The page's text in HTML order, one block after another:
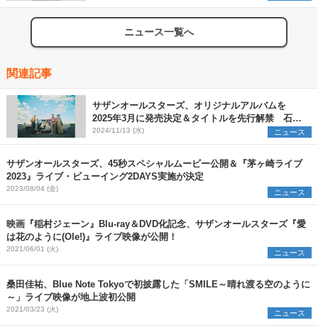
ニュース一覧へ
関連記事
サザンオールスターズ、オリジナルアルバムを
2025年3月に発売決定＆タイトルを先行解禁 石川
を皮切りにアリーナ＆ドームを巡る全国ツアーの開
催も発表に
2024/11/13 (水) ニュース
サザンオールスターズ、45秒スペシャルムービー公開＆『茅ヶ崎ライブ
2023』ライブ・ビューイング2DAYS実施が決定
2023/08/04 (金) ニュース
映画『稲村ジェーン』Blu-ray＆DVD化記念、サザンオールスターズ『愛
は花のように(Ole!)』ライブ映像が公開！
2021/06/01 (火) ニュース
桑田佳祐、Blue Note Tokyoで初披露した「SMILE～晴れ渡る空のように
～」ライブ映像が地上波初公開
2021/03/23 (火) ニュース